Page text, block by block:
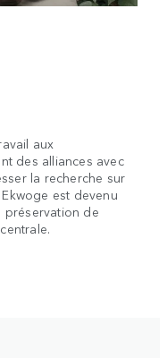
aux
des alliances avec
la recherche sur
est devenu
préservation de